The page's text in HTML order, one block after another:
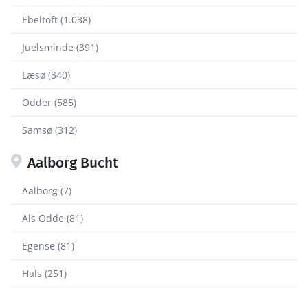
Ebeltoft (1.038)
Juelsminde (391)
Læsø (340)
Odder (585)
Samsø (312)
Aalborg Bucht
Aalborg (7)
Als Odde (81)
Egense (81)
Hals (251)